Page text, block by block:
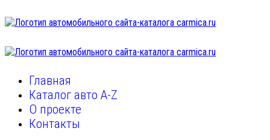
Главная
Каталог авто A-Z
О проекте
Контакты